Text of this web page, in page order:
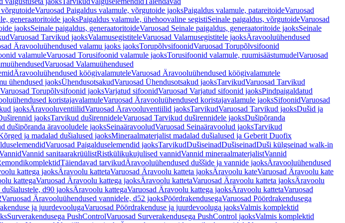
Varuosad Paigaldus valamule, võrgutoide jaoksPaigaldus valamule, patareitoideVaruosad
generaatoritoide jaoksPaigaldus valamule, ühehoovaline segistiSeinale paigaldus, võrgutoideVaruosad
jaoksSeinale paigaldus, generaatoritoideVaruosad Seinale paigaldus, generaatoritoide jaoksSeinale
Varuosad Tarvikud jaoksValamusegistiteleVaruosad Valamusegistitele jaoksÄravooluühendused
Äravooluühendused valamu jaoks jaoksTorupõlvsifoonidVaruosad Torupõlvsifoonid
valamuleVaruosad Torusifoonid valamule jaoksTorusifoonid valamule, ruumisäästumudelVaruosad
Varuosad Valamuühendused
Äravooluühendused köögivalamuteleVaruosad Äravooluühendused köögivalamutele
ühendused jaoksÜhendusotsakudVaruosad Ühendusotsakud jaoksTarvikudVaruosad Tarvikud
Varuosad Torupõlvsifoonid jaoksVarjatud sifoonidVaruosad Varjatud sifoonid jaoksPindpaigaldatud
koristajavalamuleVaruosad Äravooluühendused koristajavalamule jaoksSifoonidVaruosad
jaoksÄravooluventiilidVaruosad Äravooluventiilid jaoksTarvikudVaruosad Tarvikud jaoksDušid ja
jaoksTarvikud duširennideleVaruosad Tarvikud duširennidele jaoksDušipõranda
dušipõranda äravooludele jaoksSeinaäravooludVaruosad Seinaäravoolud jaoksTarvikud
ja madalad dušialused jaoksMineraalmaterjalist madalad dušialused ja Geberit Duofix
Varuosad Paigalduselemendid jaoksTarvikudDušiseinadDušiseinadDuši külgseinad walk-in
Vannid sanitaarakrüülistRistkülikukujulised vannidVannid mineraalmaterjalistVannid
Täiendavad tarvikudÄravooluühendused duššide ja vannide jaoksÄravooluühendused
kattega jaoksÄravoolu kattetaVaruosad Äravoolu katteta jaoksÄravoolu kateVaruosad Äravoolu kate
kattegaVaruosad Äravoolu kattega jaoksÄravoolu kattetaVaruosad Äravoolu katteta jaoksÄravoolu
d90 jaoksÄravoolu kattegaVaruosad Äravoolu kattega jaoksÄravoolu kattetaVaruosad
Varuosad Äravooluühendused vannidele, d52 jaoksPöördrakendusegaVaruosad Pöördrakendusega
ja juurdevoolugaVaruosad Pöördrakenduse ja juurdevooluga jaoksValmis komplektid
Surverakendusega PushControlVaruosad Surverakendusega PushControl jaoksValmis komplektid